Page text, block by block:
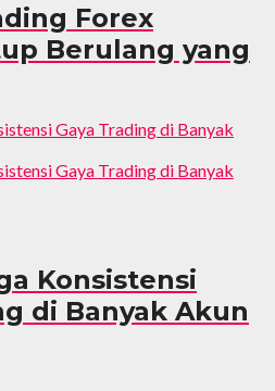
Forex
Berulang yang
Konsistensi
di Banyak Akun